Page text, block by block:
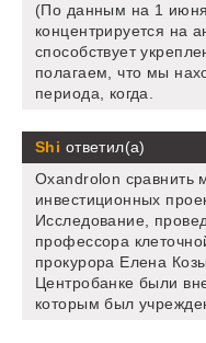
(По данным на 1
концентрируется на
способствует
полагаем, что мы
периода, когда.
Shi ответил(а)
Oxandrolon сравнить
инвестиционных
Исследование,
профессора
прокурора Елена
Центробанке были
которым был